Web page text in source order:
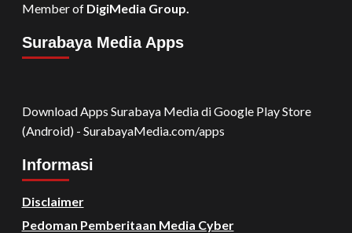
Member of DigiMedia Group.
Surabaya Media Apps
Download Apps Surabaya Media di Google Play Store
(Android) - SurabayaMedia.com/apps
Informasi
Disclaimer
Pedoman Pemberitaan Media Cyber